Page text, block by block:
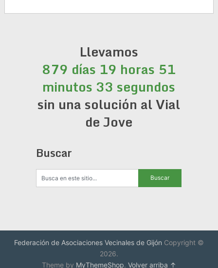
Llevamos
879 días 19 horas 51
minutos 34 segundos
sin una solución al Vial
de Jove
Buscar
Federación de Asociaciones Vecinales de Gijón Copyright ©
2026.
Theme by MyThemeShop. Volver arriba ↑